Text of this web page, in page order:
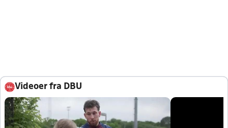
Videoer fra DBU